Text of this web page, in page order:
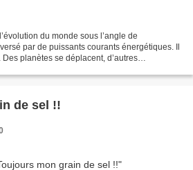
du monde sous l’angle de
par de puissants courants énergétiques. Il
planètes se déplacent, d’autres
de sel !!